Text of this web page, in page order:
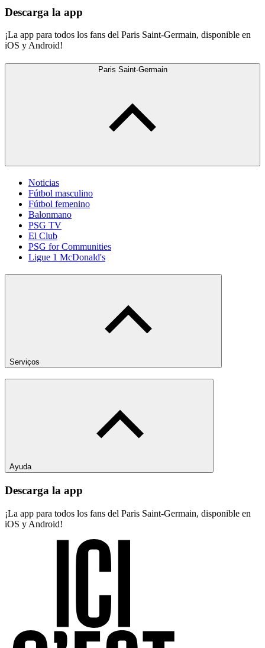
Descarga la app
¡La app para todos los fans del Paris Saint-Germain, disponible en
iOS y Android!
Paris Saint-Germain
Noticias
Fútbol masculino
Fútbol femenino
Balonmano
PSG TV
El Club
PSG for Communities
Ligue 1 McDonald's
Serviços
Ayuda
Descarga la app
¡La app para todos los fans del Paris Saint-Germain, disponible en
iOS y Android!